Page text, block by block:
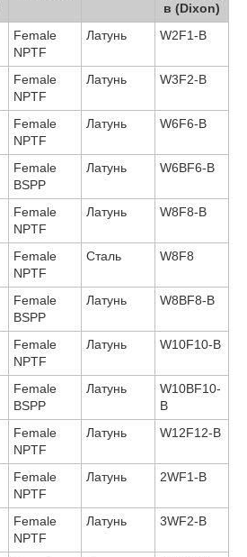
в (Dixon)
Female
NPTF
Латунь W2F1-B
Female
NPTF
Латунь W3F2-B
Female
NPTF
Латунь W6F6-B
Female
BSPP
Латунь W6BF6-B
Female
NPTF
Латунь W8F8-B
Female
NPTF
Сталь W8F8
Female
BSPP
Латунь W8BF8-B
Female
NPTF
Латунь W10F10-B
Female
BSPP
Латунь
W10BF10-
B
Female
NPTF
Латунь W12F12-B
Female
NPTF
Латунь 2WF1-B
Female
NPTF
Латунь 3WF2-B